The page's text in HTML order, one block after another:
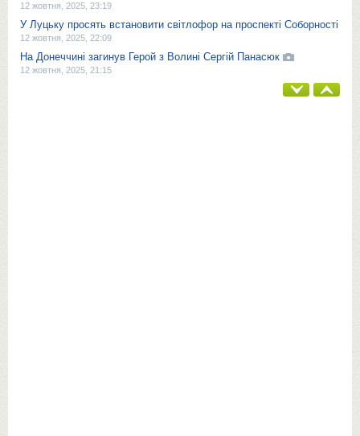
12 жовтня, 2025, 23:19
У Луцьку просять встановити світлофор на проспекті Соборності
12 жовтня, 2025, 22:09
На Донеччині загинув Герой з Волині Сергій Панасюк
12 жовтня, 2025, 21:15